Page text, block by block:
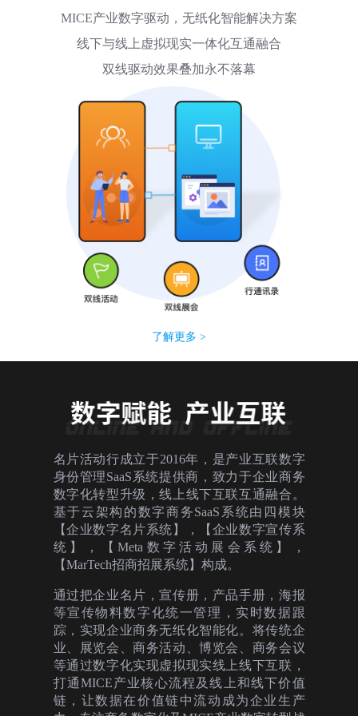
MICE产业数字驱动，无纸化智能解决方案
线下与线上虚拟现实一体化互通融合
双线驱动效果叠加永不落幕
了解更多 >
名片活动行成立于2016年，是产业互联数字
身份管理SaaS系统提供商，致力于企业商务
数字化转型升级，线上线下互联互通融合。
基于云架构的数字商务SaaS系统由四模块
【企业数字名片系统】，【企业数字宣传系
统】，【Meta数字活动展会系统】，
【MarTech招商招展系统】构成。
通过把企业名片，宣传册，产品手册，海报
等宣传物料数字化统一管理，实时数据跟
踪，实现企业商务无纸化智能化。将传统企
业、展览会、商务活动、博览会、商务会议
等通过数字化实现虚拟现实线上线下互联，
打通MICE产业核心流程及线上和线下价值
链，让数据在价值链中流动成为企业生产